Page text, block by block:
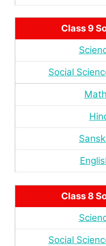
Class 9
Social Science
Class 8
Social Science